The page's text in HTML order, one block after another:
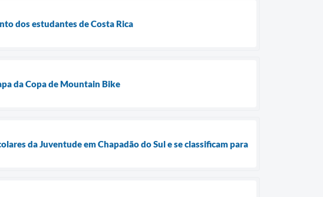
dos estudantes de Costa Rica
da Copa de Mountain Bike
da Juventude em Chapadão do Sul e se classificam para